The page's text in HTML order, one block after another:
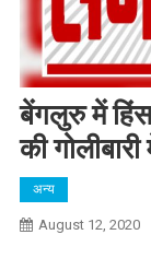
बेंगलुरु में
की
अन्य
August 12, 2020